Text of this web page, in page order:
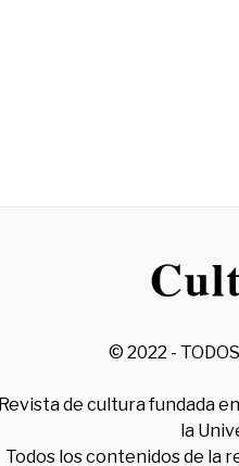
© 2022 -
Revista de cultura fundada
la
Todos los contenidos de la